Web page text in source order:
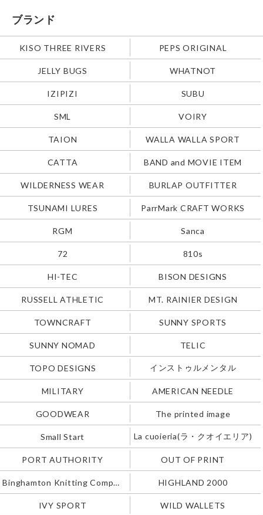
ブランド
KISO THREE RIVERS PEPS ORIGINAL
JELLY BUGS WHATNOT
IZIPIZI SUBU
SML VOIRY
TAION WALLA WALLA SPORT
CATTA BAND and MOVIE ITEM
WILDERNESS WEAR BURLAP OUTFITTER
TSUNAMI LURES ParrMark CRAFT WORKS
RGM Sanca
72 810s
HI-TEC BISON DESIGNS
RUSSELL ATHLETIC MT. RAINIER DESIGN
TOWNCRAFT SUNNY SPORTS
SUNNY NOMAD TELIC
TOPO DESIGNS インストゥルメンタル
MILITARY AMERICAN NEEDLE
GOODWEAR The printed image
Small Start La cuoieria(ラ・クオイエリア)
PORT AUTHORITY OUT OF PRINT
HIGHLAND 2000
IVY SPORT WILD WALLETS